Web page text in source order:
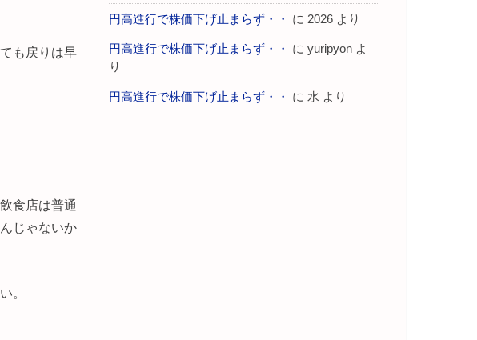
も戻りは早
食店は普通
じゃないか
。
円高進行で株価下げ止まらず・・ に 2026 より
円高進行で株価下げ止まらず・・ に yuripyon よ
り
円高進行で株価下げ止まらず・・ に 水 より